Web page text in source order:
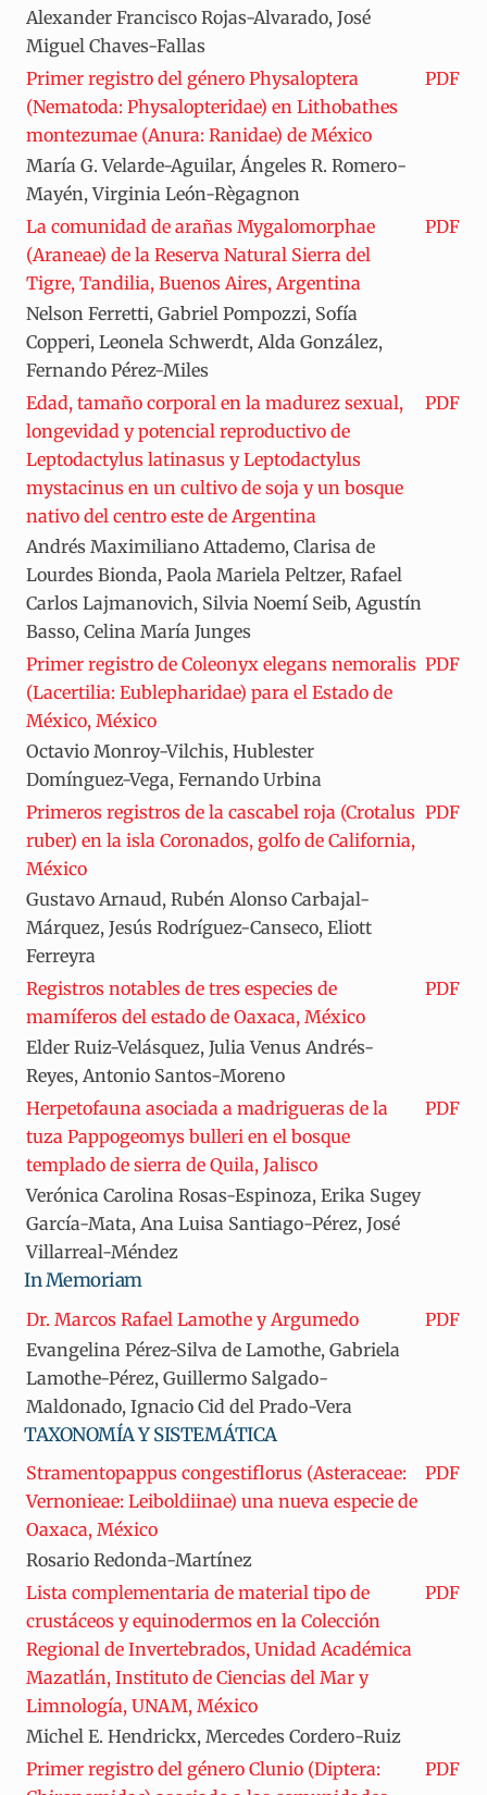
Alexander Francisco Rojas-Alvarado, José
Miguel Chaves-Fallas
Primer registro del género Physaloptera
(Nematoda: Physalopteridae) en Lithobathes
montezumae (Anura: Ranidae) de México
PDF
María G. Velarde-Aguilar, Ángeles R. Romero-
Mayén, Virginia León-Règagnon
La comunidad de arañas Mygalomorphae
(Araneae) de la Reserva Natural Sierra del
Tigre, Tandilia, Buenos Aires, Argentina
PDF
Nelson Ferretti, Gabriel Pompozzi, Sofía
Copperi, Leonela Schwerdt, Alda González,
Fernando Pérez-Miles
Edad, tamaño corporal en la madurez sexual,
longevidad y potencial reproductivo de
Leptodactylus latinasus y Leptodactylus
mystacinus en un cultivo de soja y un bosque
nativo del centro este de Argentina
PDF
Andrés Maximiliano Attademo, Clarisa de
Lourdes Bionda, Paola Mariela Peltzer, Rafael
Carlos Lajmanovich, Silvia Noemí Seib, Agustín
Basso, Celina María Junges
Primer registro de Coleonyx elegans nemoralis
(Lacertilia: Eublepharidae) para el Estado de
México, México
PDF
Octavio Monroy-Vilchis, Hublester
Domínguez-Vega, Fernando Urbina
Primeros registros de la cascabel roja (Crotalus
ruber) en la isla Coronados, golfo de California,
México
PDF
Gustavo Arnaud, Rubén Alonso Carbajal-
Márquez, Jesús Rodríguez-Canseco, Eliott
Ferreyra
Registros notables de tres especies de
mamíferos del estado de Oaxaca, México
PDF
Elder Ruiz-Velásquez, Julia Venus Andrés-
Reyes, Antonio Santos-Moreno
Herpetofauna asociada a madrigueras de la
tuza Pappogeomys bulleri en el bosque
templado de sierra de Quila, Jalisco
PDF
Verónica Carolina Rosas-Espinoza, Erika Sugey
García-Mata, Ana Luisa Santiago-Pérez, José
Villarreal-Méndez
In Memoriam
Dr. Marcos Rafael Lamothe y Argumedo
PDF
Evangelina Pérez-Silva de Lamothe, Gabriela
Lamothe-Pérez, Guillermo Salgado-
Maldonado, Ignacio Cid del Prado-Vera
TAXONOMÍA Y SISTEMÁTICA
Stramentopappus congestiflorus (Asteraceae:
Vernonieae: Leiboldiinae) una nueva especie de
Oaxaca, México
PDF
Rosario Redonda-Martínez
Lista complementaria de material tipo de
crustáceos y equinodermos en la Colección
Regional de Invertebrados, Unidad Académica
Mazatlán, Instituto de Ciencias del Mar y
Limnología, UNAM, México
PDF
Michel E. Hendrickx, Mercedes Cordero-Ruiz
Primer registro del género Clunio (Diptera:
PDF